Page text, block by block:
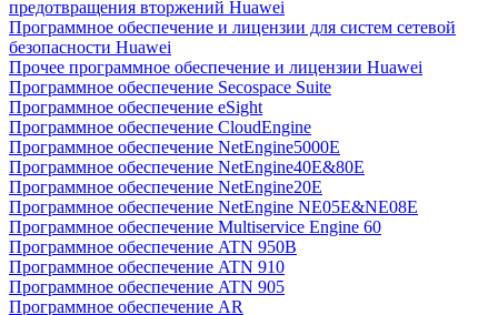
предотвращения вторжений Huawei
Программное обеспечение и лицензии для систем сетевой
безопасности Huawei
Прочее программное обеспечение и лицензии Huawei
Программное обеспечение Secospace Suite
Программное обеспечение eSight
Программное обеспечение CloudEngine
Программное обеспечение NetEngine5000E
Программное обеспечение NetEngine40E&80E
Программное обеспечение NetEngine20E
Программное обеспечение NetEngine NE05E&NE08E
Программное обеспечение Multiservice Engine 60
Программное обеспечение ATN 950B
Программное обеспечение ATN 910
Программное обеспечение ATN 905
Программное обеспечение AR